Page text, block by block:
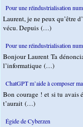
Pour une réindustrialisation
Laurent, je ne peux qu’être
vécu. Depuis (…)
Pour une réindustrialisation
Bonjour Laurent Ta
l’informatique (…)
ChatGPT m’aide à composer
Bon courage ! et si tu avais
t’aurait (…)
Égide de Cyberzen